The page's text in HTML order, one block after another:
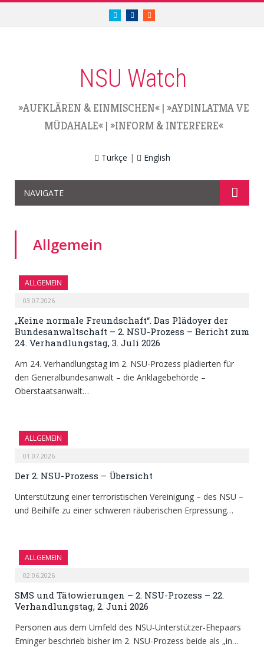
twitter.com/nsuwatch
facebook.com/nsuwatch
RSS
NSU Watch
»AUFKLÄREN & EINMISCHEN« | »AYDINLATMA VE
MÜDAHALE« | »INFORM & INTERFERE«
Türkçe | English
NAVIGATE
Allgemein
ALLGEMEIN
03.07.2026
„Keine normale Freundschaft“. Das Plädoyer der
Bundesanwaltschaft – 2. NSU-Prozess – Bericht zum
24. Verhandlungstag, 3. Juli 2026
Am 24. Verhandlungstag im 2. NSU-Prozess plädierten für
den Generalbundesanwalt – die Anklagebehörde –
Oberstaatsanwalt…
ALLGEMEIN
01.07.2026
Der 2. NSU-Prozess – Übersicht
Unterstützung einer terroristischen Vereinigung – des NSU –
und Beihilfe zu einer schweren räuberischen Erpressung…
ALLGEMEIN
02.06.2026
SMS und Tätowierungen – 2. NSU-Prozess – 22.
Verhandlungstag, 2. Juni 2026
Personen aus dem Umfeld des NSU-Unterstützer-Ehepaars
Eminger beschrieb bisher im 2. NSU-Prozess beide als „in…